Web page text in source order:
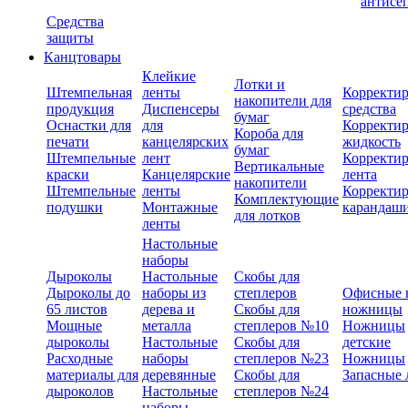
Средства
защиты
Канцтовары
Штемпельная
продукция
Оснастки для
печати
Штемпельные
краски
Штемпельные
подушки
Клейкие
ленты
Диспенсеры
для
канцелярских
лент
Канцелярские
ленты
Монтажные
ленты
Лотки и
накопители для
бумаг
Короба для
бумаг
Вертикальные
накопители
Комплектующие
для лотков
средства
жидкость
лента
Дыроколы
Дыроколы до
65 листов
Мощные
дыроколы
Расходные
материалы для
дыроколов
Настольные
наборы
Настольные
наборы из
дерева и
металла
Настольные
наборы
деревянные
Настольные
Скобы для
степлеров
Скобы для
степлеров №10
Скобы для
степлеров №23
Скобы для
степлеров №24
Офисные
ножницы
Ножницы
детские
Ножницы
Запасные